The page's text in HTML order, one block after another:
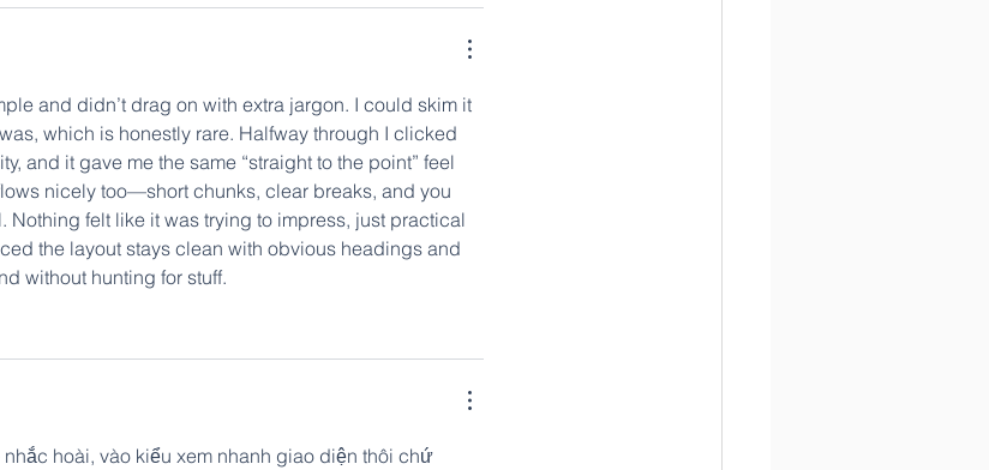
and didn’t drag on with extra jargon. I could skim it
which is honestly rare. Halfway through I clicked
and it gave me the same “straight to the point” feel
nicely too—short chunks, clear breaks, and you
Nothing felt like it was trying to impress, just practical
the layout stays clean with obvious headings and
without hunting for stuff.
hoài, vào kiểu xem nhanh giao diện thôi chứ